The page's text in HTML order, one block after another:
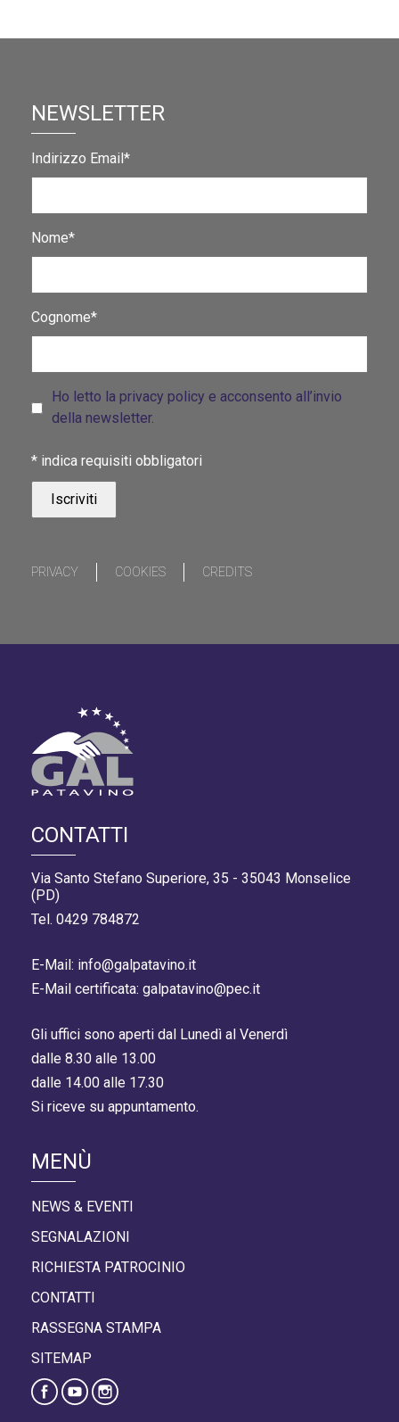
CONTATTI
Via Santo Stefano Superiore, 35 - 35043 Monselice
(PD)
Tel. 0429 784872
E-Mail: info@galpatavino.it
E-Mail certificata: galpatavino@pec.it
Gli uffici sono aperti dal Lunedì al Venerdì
dalle 8.30 alle 13.00
dalle 14.00 alle 17.30
Si riceve su appuntamento.
MENÙ
NEWS & EVENTI
SEGNALAZIONI
RICHIESTA PATROCINIO
CONTATTI
RASSEGNA STAMPA
SITEMAP
NEWSLETTER
Indirizzo Email*
Nome*
Cognome*
Ho letto la privacy policy e acconsento all’invio
della newsletter.
* indica requisiti obbligatori
PRIVACY COOKIES CREDITS